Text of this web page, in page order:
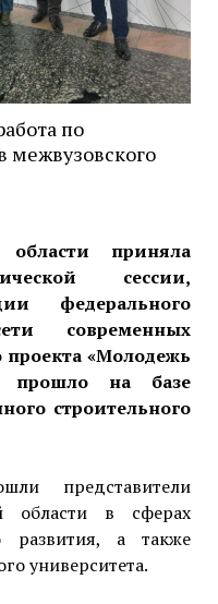
по
межвузовского
области приняла
сессии,
федерального
современных
проекта «Молодежь
прошло на базе
строительного
представители
области в сферах
развития, а также
университета.